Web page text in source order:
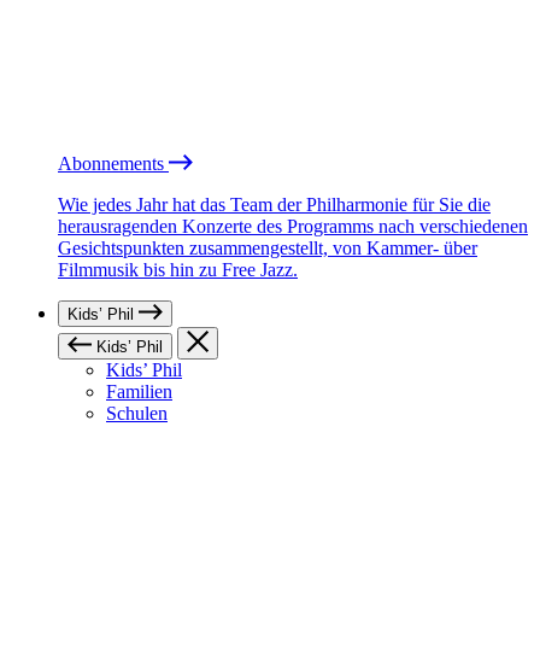
Abonnements
Wie jedes Jahr hat das Team der Philharmonie für Sie die
herausragenden Konzerte des Programms nach verschiedenen
Gesichtspunkten zusammengestellt, von Kammer- über
Filmmusik bis hin zu Free Jazz.
Kids’ Phil
Kids’ Phil
Kids’ Phil
Familien
Schulen